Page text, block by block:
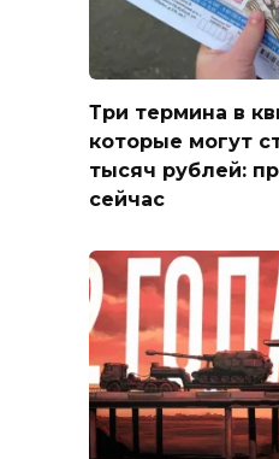
Три термина в
которые могут
тысяч рублей:
сейчас